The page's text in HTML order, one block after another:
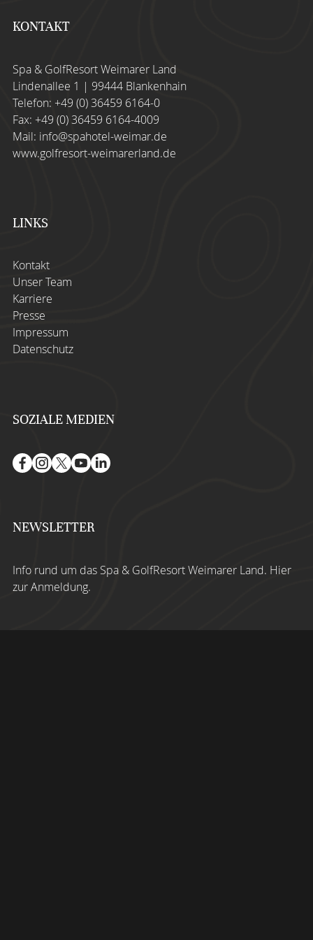
KONTAKT
Spa & GolfResort Weimarer Land
Lindenallee 1 | 99444 Blankenhain
Telefon: +49 (0) 36459 6164-0
Fax: +49 (0) 36459 6164-4009
Mail: info@spahotel-weimar.de
www.golfresort-weimarerland.de
LINKS
Kontakt
Unser Team
Karriere
Presse
Impressum
Datenschutz
SOZIALE MEDIEN
NEWSLETTER
Info rund um das Spa & GolfResort Weimarer Land. Hier
zur Anmeldung.